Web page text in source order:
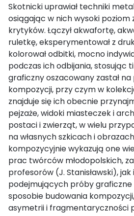
Skotnicki uprawiał techniki
osiągając w nich wysoki poziom
krytyków. Łączył akwafortę,
ruletkę, eksperymentował z
kolorował odbitki, mocno
podczas ich odbijania, stosując
graficzny oszacowany zastał
kompozycji, przy czym w
znajduje się ich obecnie
pejzaże, widoki miasteczek i
postaci i zwierząt, w wielu
na własnych szkicach i
kompozycyjnie wykazują one
prac twórców młodopolskich,
profesorów (J. Stanisławski),
podejmujących próby graficzne
sposobie budowania
asymetrii i fragmentaryczności